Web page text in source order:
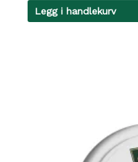
Legg i handlekurv